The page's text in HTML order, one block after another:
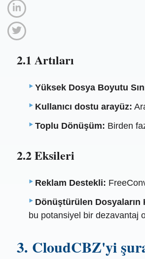
2.1 Artıları
Yüksek Dosya Boyutu
Kullanıcı dostu arayüz:
Toplu Dönüşüm: Birden
2.2 Eksileri
Reklam Destekli:
Dönüştürülen Dosyaların
bu potansiyel bir dezavantaj
3. CloudCBZ'yi